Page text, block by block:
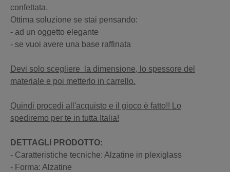
confettata.
Ottima soluzione se stai pensando:
- ad un oggetto elegante
- se vuoi avere una base raffinata
Devi solo scegliere la dimensione, lo spessore del
materiale e poi metterlo in carrello.
Quindi procedi all'acquisto e il gioco è fatto!! Lo
spediremo per te in tutta Italia!
DETTAGLI PRODOTTO:
- Caratteristiche tecniche: Alzatine in plexiglass
- Forma: Alzatine